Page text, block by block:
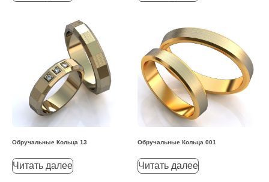
Обручальные Кольца 13
Читать далее
Обручальные Кольца 001
Читать далее